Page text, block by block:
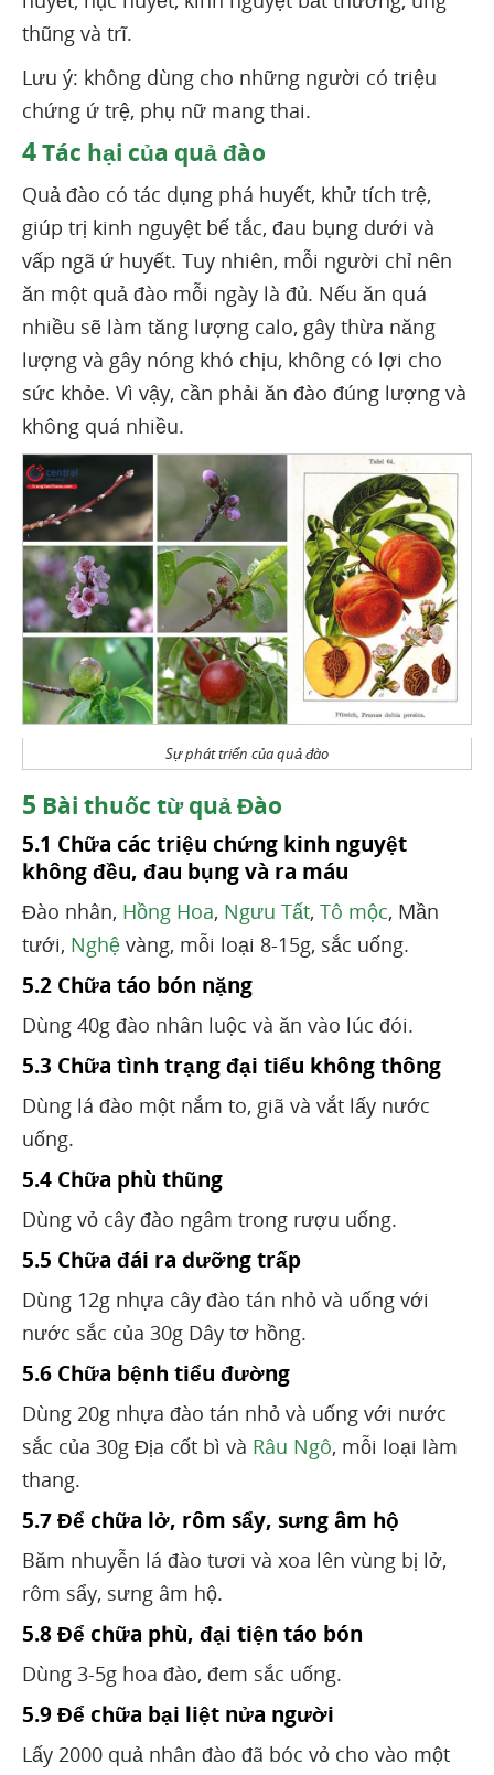
thũng và trĩ.
Lưu ý: không dùng cho những người có triệu
chứng ứ trệ, phụ nữ mang thai.
4Tác hại của quả đào
Quả đào có tác dụng phá huyết, khử tích trệ,
giúp trị kinh nguyệt bế tắc, đau bụng dưới và
vấp ngã ứ huyết. Tuy nhiên, mỗi người chỉ nên
ăn một quả đào mỗi ngày là đủ. Nếu ăn quá
nhiều sẽ làm tăng lượng calo, gây thừa năng
lượng và gây nóng khó chịu, không có lợi cho
sức khỏe. Vì vậy, cần phải ăn đào đúng lượng và
không quá nhiều.
Sự phát triển của quả đào
5 Bài thuốc từ quả Đào
5.1 Chữa các triệu chứng kinh nguyệt
không đều, đau bụng và ra máu
Đào nhân, Hồng Hoa, Ngưu Tất, Tô mộc, Mần
tưới, Nghệ vàng, mỗi loại 8-15g, sắc uống.
5.2 Chữa táo bón nặng
Dùng 40g đào nhân luộc và ăn vào lúc đói.
5.3 Chữa tình trạng đại tiểu không thông
Dùng lá đào một nắm to, giã và vắt lấy nước
uống.
5.4 Chữa phù thũng
Dùng vỏ cây đào ngâm trong rượu uống.
5.5 Chữa đái ra dưỡng trấp
Dùng 12g nhựa cây đào tán nhỏ và uống với
nước sắc của 30g Dây tơ hồng.
5.6 Chữa bệnh tiểu đường
Dùng 20g nhựa đào tán nhỏ và uống với nước
sắc của 30g Địa cốt bì và Râu Ngô, mỗi loại làm
thang.
5.7 Để chữa lở, rôm sẩy, sưng âm hộ
Băm nhuyễn lá đào tươi và xoa lên vùng bị lở,
rôm sẩy, sưng âm hộ.
5.8 Để chữa phù, đại tiện táo bón
Dùng 3-5g hoa đào, đem sắc uống.
5.9 Để chữa bại liệt nửa người
Lấy 2000 quả nhân đào đã bóc vỏ cho vào một